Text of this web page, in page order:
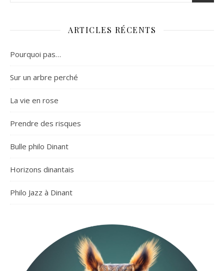
ARTICLES RÉCENTS
Pourquoi pas…
Sur un arbre perché
La vie en rose
Prendre des risques
Bulle philo Dinant
Horizons dinantais
Philo Jazz à Dinant